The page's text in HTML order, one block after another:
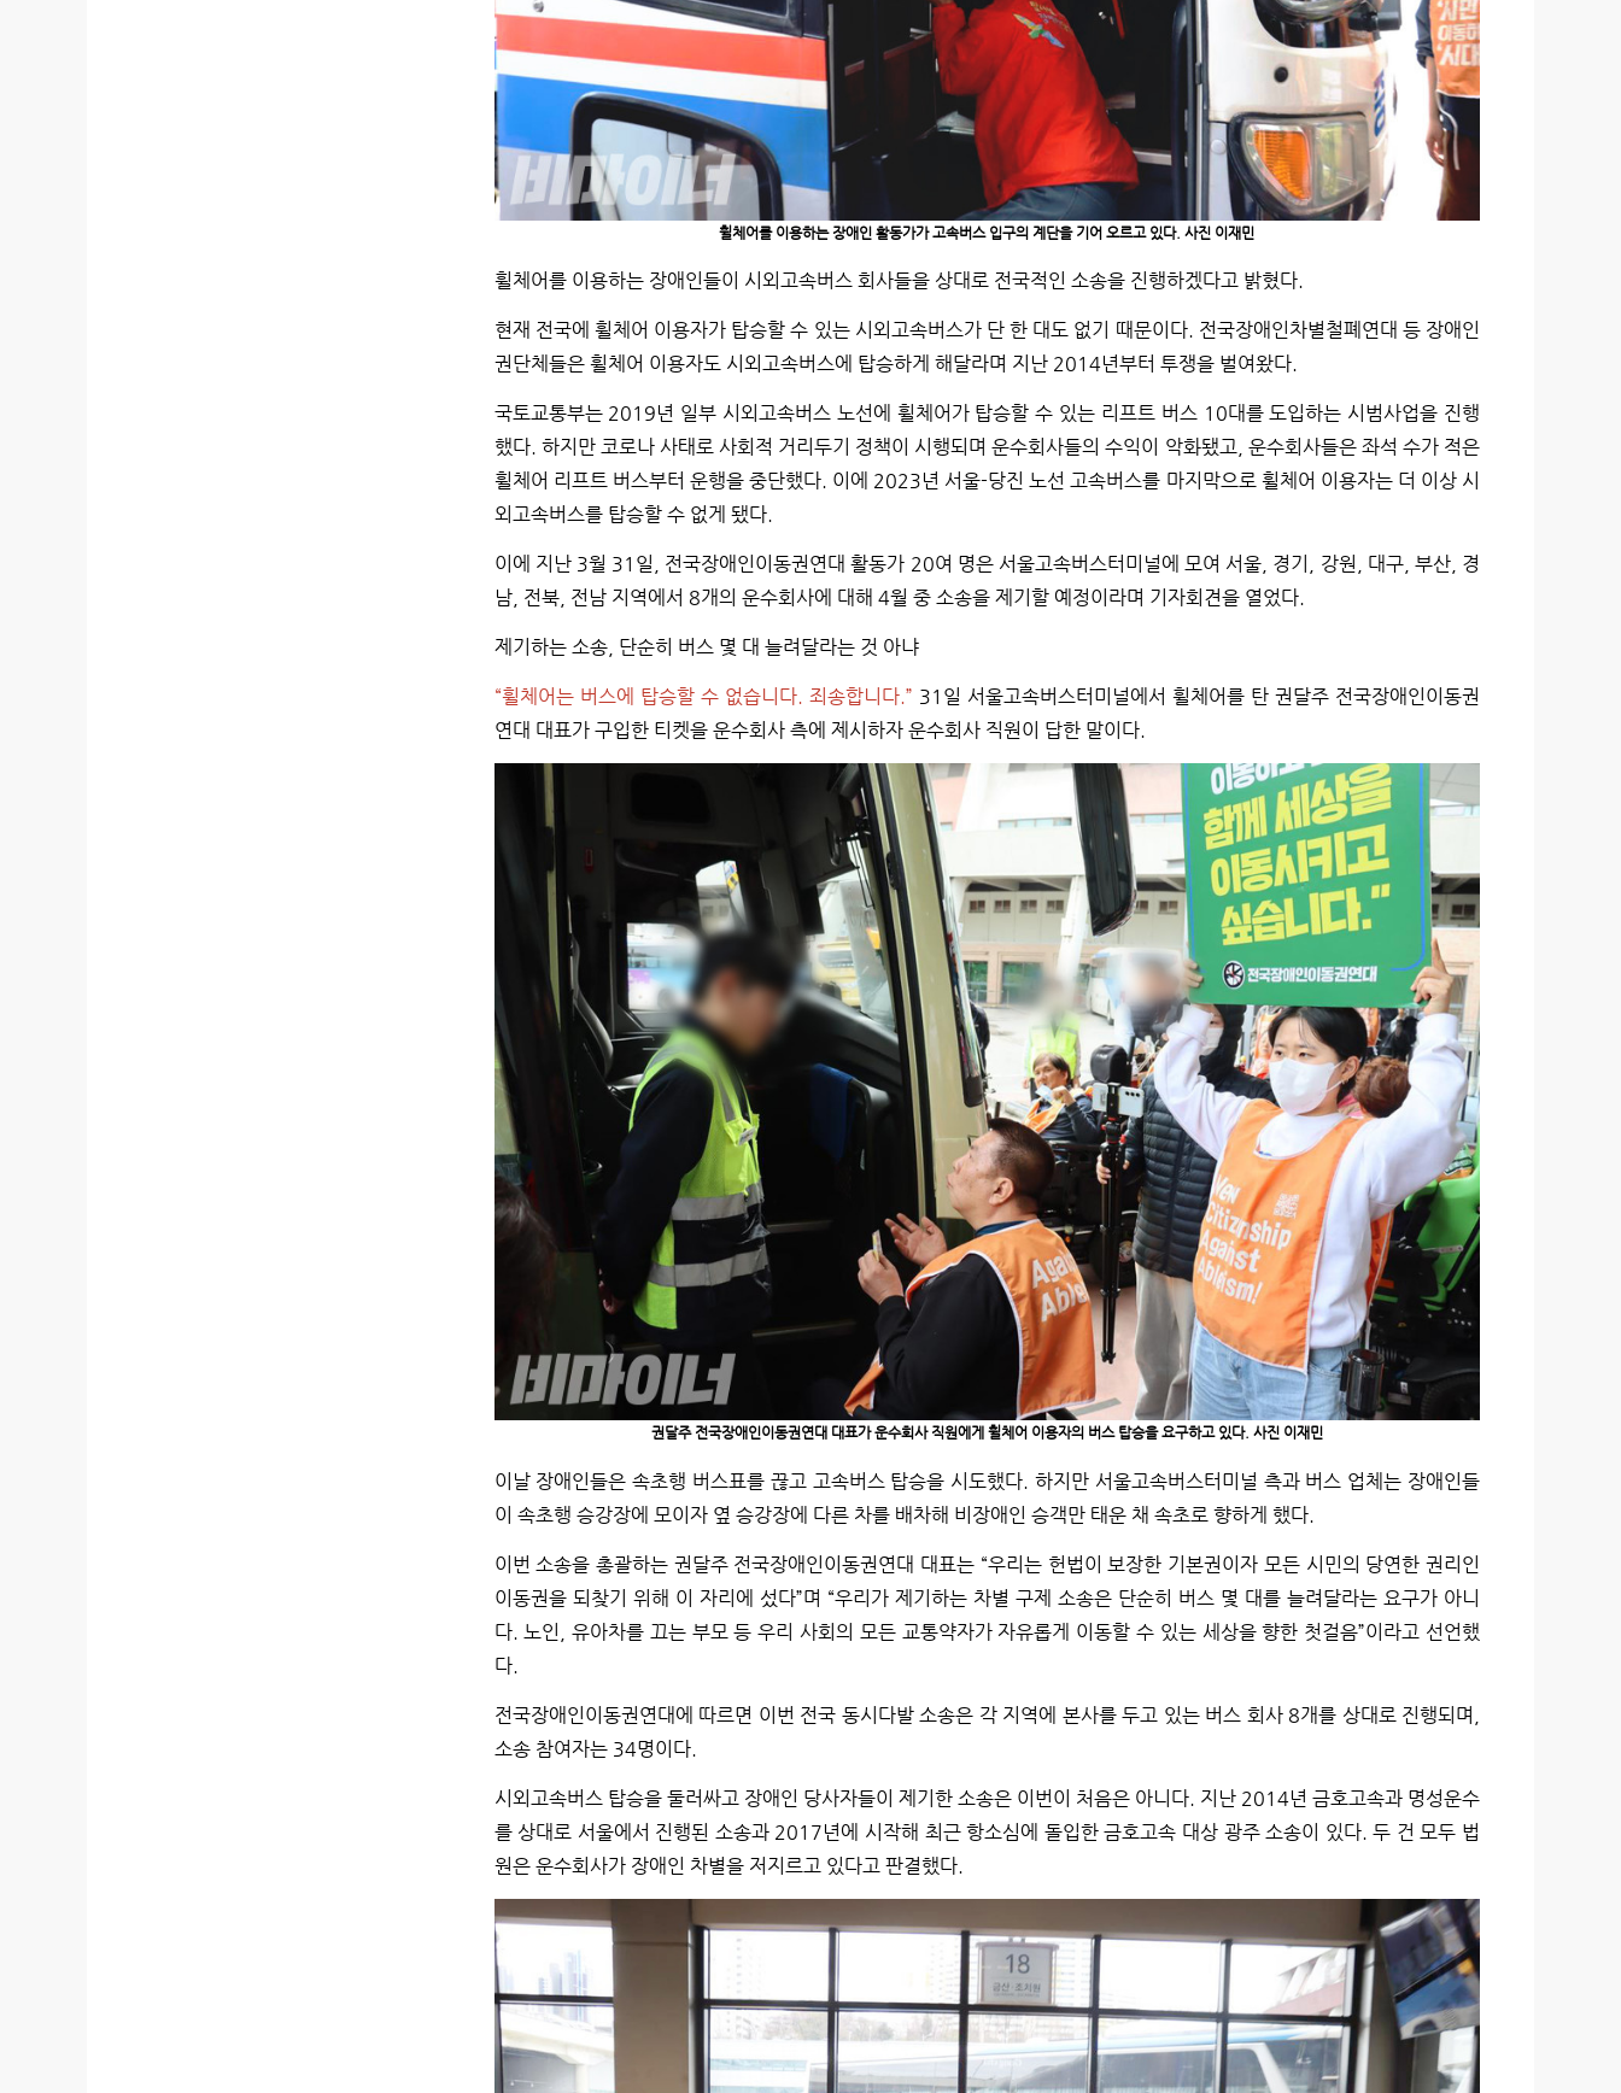
휠체어를 이용하는 장애인 활동가가 고속버스 입구의 계단을 기어 오르고 있다. 사진 이재민
휠체어를 이용하는 장애인들이 시외고속버스 회사들을 상대로 전국적인 소송을 진행하겠다고 밝혔다.
현재 전국에 휠체어 이용자가 탑승할 수 있는 시외고속버스가 단 한 대도 없기 때문이다. 전국장애인차별철폐연대 등 장애인
권단체들은 휠체어 이용자도 시외고속버스에 탑승하게 해달라며 지난 2014년부터 투쟁을 벌여왔다.
국토교통부는 2019년 일부 시외고속버스 노선에 휠체어가 탑승할 수 있는 리프트 버스 10대를 도입하는 시범사업을 진행
했다. 하지만 코로나 사태로 사회적 거리두기 정책이 시행되며 운수회사들의 수익이 악화됐고, 운수회사들은 좌석 수가 적은
휠체어 리프트 버스부터 운행을 중단했다. 이에 2023년 서울-당진 노선 고속버스를 마지막으로 휠체어 이용자는 더 이상 시
외고속버스를 탑승할 수 없게 됐다.
이에 지난 3월 31일, 전국장애인이동권연대 활동가 20여 명은 서울고속버스터미널에 모여 서울, 경기, 강원, 대구, 부산, 경
남, 전북, 전남 지역에서 8개의 운수회사에 대해 4월 중 소송을 제기할 예정이라며 기자회견을 열었다.
제기하는 소송, 단순히 버스 몇 대 늘려달라는 것 아냐
“휠체어는 버스에 탑승할 수 없습니다. 죄송합니다.” 31일 서울고속버스터미널에서 휠체어를 탄 권달주 전국장애인이동권
연대 대표가 구입한 티켓을 운수회사 측에 제시하자 운수회사 직원이 답한 말이다.
권달주 전국장애인이동권연대 대표가 운수회사 직원에게 휠체어 이용자의 버스 탑승을 요구하고 있다. 사진 이재민
이날 장애인들은 속초행 버스표를 끊고 고속버스 탑승을 시도했다. 하지만 서울고속버스터미널 측과 버스 업체는 장애인들
이 속초행 승강장에 모이자 옆 승강장에 다른 차를 배차해 비장애인 승객만 태운 채 속초로 향하게 했다.
이번 소송을 총괄하는 권달주 전국장애인이동권연대 대표는 “우리는 헌법이 보장한 기본권이자 모든 시민의 당연한 권리인
이동권을 되찾기 위해 이 자리에 섰다”며 “우리가 제기하는 차별 구제 소송은 단순히 버스 몇 대를 늘려달라는 요구가 아니
다. 노인, 유아차를 끄는 부모 등 우리 사회의 모든 교통약자가 자유롭게 이동할 수 있는 세상을 향한 첫걸음”이라고 선언했
다.
전국장애인이동권연대에 따르면 이번 전국 동시다발 소송은 각 지역에 본사를 두고 있는 버스 회사 8개를 상대로 진행되며,
소송 참여자는 34명이다.
시외고속버스 탑승을 둘러싸고 장애인 당사자들이 제기한 소송은 이번이 처음은 아니다. 지난 2014년 금호고속과 명성운수
를 상대로 서울에서 진행된 소송과 2017년에 시작해 최근 항소심에 돌입한 금호고속 대상 광주 소송이 있다. 두 건 모두 법
원은 운수회사가 장애인 차별을 저지르고 있다고 판결했다.